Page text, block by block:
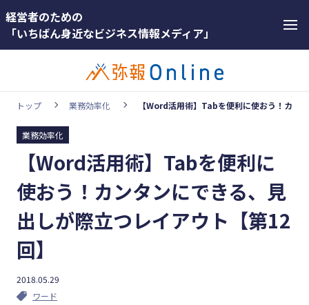
経営者のための
「いちばん身近なビジネス情報メディア」
カテゴリー
顧客獲得・売上アップ
人材（採用・育成・定着）
事業成長・経営力アップ
経営ノウハウ＆トレンド
弥生の製品・サービス
ホットワー
#インボ
イス
#インボ
#電子帳
トップ 業務効率化 【Word活用術】Tabを便利に使おう！カン
業務効率化
【Word活用術】Tabを便利に
使おう！カンタンにできる、見
出しが際立つレイアウト【第12
回】
2018.05.29
ワード